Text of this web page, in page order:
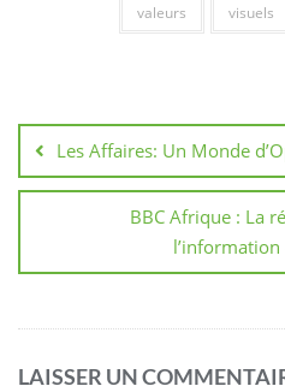
valeurs visuels
de
l’article
Les Affaires: Un Monde
BBC Afrique : La
LAISSER UN